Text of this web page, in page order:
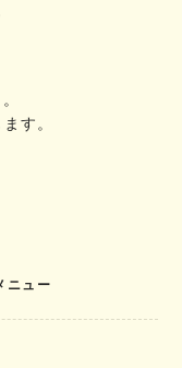
す。
ニュー